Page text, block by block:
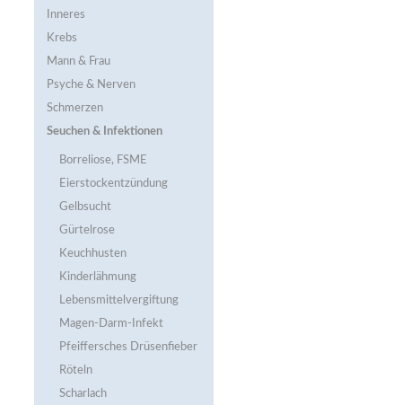
Inneres
Krebs
Mann & Frau
Psyche & Nerven
Schmerzen
Seuchen & Infektionen
Borreliose, FSME
Eierstockentzündung
Gelbsucht
Gürtelrose
Keuchhusten
Kinderlähmung
Lebensmittelvergiftung
Magen-Darm-Infekt
Pfeiffersches Drüsenfieber
Röteln
Scharlach